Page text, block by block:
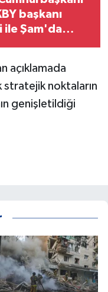
başkanı
ile Şam'da
açıklamada
stratejik noktaların
genişletildiği